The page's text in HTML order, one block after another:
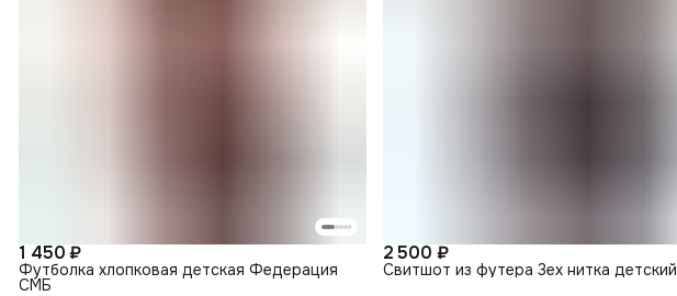
1 450 ₽
Футболка хлопковая детская Федерация
СМБ
2 500 ₽
Свитшот из футера 3ех нитка детский